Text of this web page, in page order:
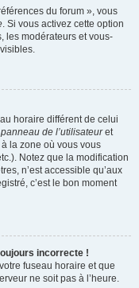
du forum », vous
. Si vous activez cette option
les modérateurs et vous-
horaire différent de celui
panneau de l’utilisateuret
la zone où vous vous
Notez que la modification
n’est accessible qu’aux
c’est le bon moment
incorrecte !
fuseau horaire et que
ne soit pas à l’heure.